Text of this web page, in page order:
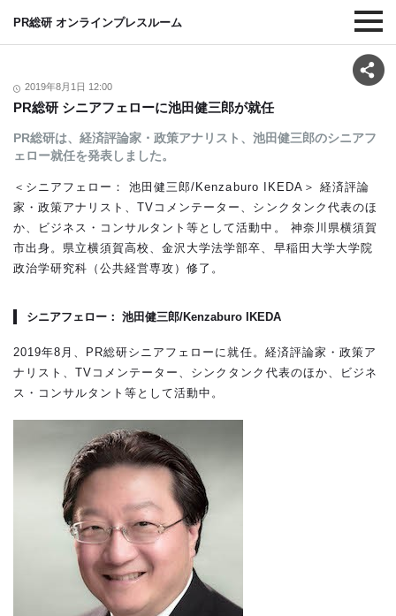
PR総研 オンラインプレスルーム
2019年8月1日 12:00
PR総研 シニアフェローに池田健三郎が就任
PR総研は、経済評論家・政策アナリスト、池田健三郎のシニアフ
ェロー就任を発表しました。
＜シニアフェロー： 池田健三郎/Kenzaburo IKEDA＞ 経済評論
家・政策アナリスト、TVコメンテーター、シンクタンク代表のほ
か、ビジネス・コンサルタント等として活動中。 神奈川県横須賀
市出身。県立横須賀高校、金沢大学法学部卒、早稲田大学大学院
政治学研究科（公共経営専攻）修了。
シニアフェロー： 池田健三郎/Kenzaburo IKEDA
2019年8月、PR総研シニアフェローに就任。経済評論家・政策ア
ナリスト、TVコメンテーター、シンクタンク代表のほか、ビジネ
ス・コンサルタント等として活動中。